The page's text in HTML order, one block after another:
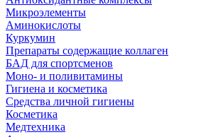
Микроэлементы
Аминокислоты
Куркумин
Препараты содержащие коллаген
БАД для спортсменов
Моно- и поливитамины
Гигиена и косметика
Средства личной гигиены
Косметика
Медтехника